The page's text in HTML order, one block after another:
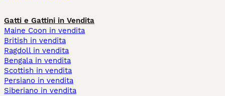
Gatti e Gattini in Vendita
Maine Coon in vendita
British in vendita
Ragdoll in vendita
Bengala in vendita
Scottish in vendita
Persiano in vendita
Siberiano in vendita